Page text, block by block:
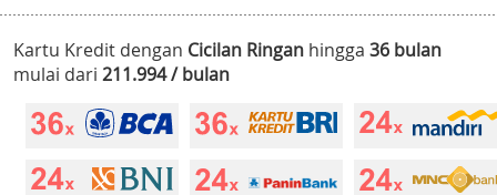
Kartu Kredit dengan Cicilan Ringan hingga 36 bulan
mulai dari 211.994 / bulan